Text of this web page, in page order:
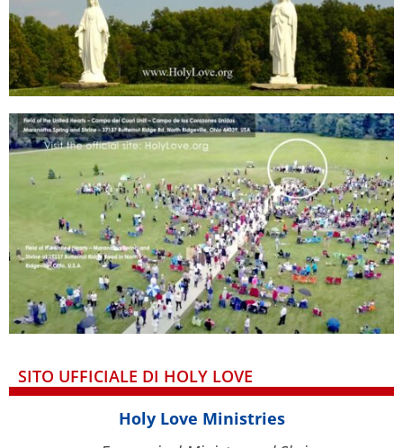
SITO UFFICIALE DI HOLY LOVE
Holy Love Ministries